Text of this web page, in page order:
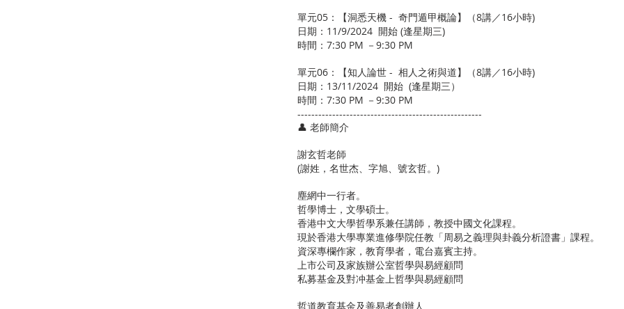
單元05：【洞悉天機 - 奇門遁甲概論】（8講／16小時)
日期：11/9/2024 開始 (逢星期三)
時間：7:30 PM －9:30 PM
單元06：【知人論世 - 相人之術與道】（8講／16小時)
日期：13/11/2024 開始 (逢星期三）
時間：7:30 PM －9:30 PM
-----------------------------------------------------
👤 老師簡介
謝玄哲老師
(謝姓，名世杰、字旭、號玄哲。)
塵網中一行者。
哲學博士，文學碩士。
香港中文大學哲學系兼任講師，教授中國文化課程。
現於香港大學專業進修學院任教「周易之義理與卦義分析證書」課程。
資深專欄作家，教育學者，電台嘉賓主持。
上市公司及家族辦公室哲學與易經顧問
私募基金及對冲基金上哲學與易經顧問
哲道教育基金及善易者創辦人